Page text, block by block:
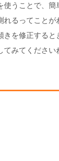
使うことで、
れるってこと
きを修正すると
みてください